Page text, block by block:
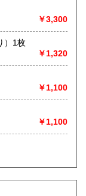
ール・電話等
文学、趣味、サ
￥3,300
）1枚
￥1,320
￥1,100
￥1,100